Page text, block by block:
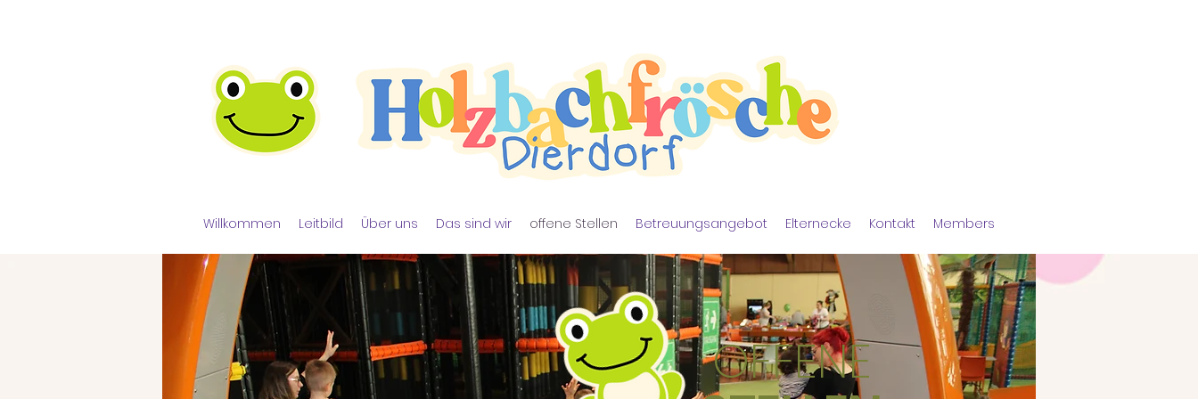
Willkommen Leitbild Über uns Das sind wir offene Stellen Betreuungsangebot Elternecke Kontakt Members
OFFENE